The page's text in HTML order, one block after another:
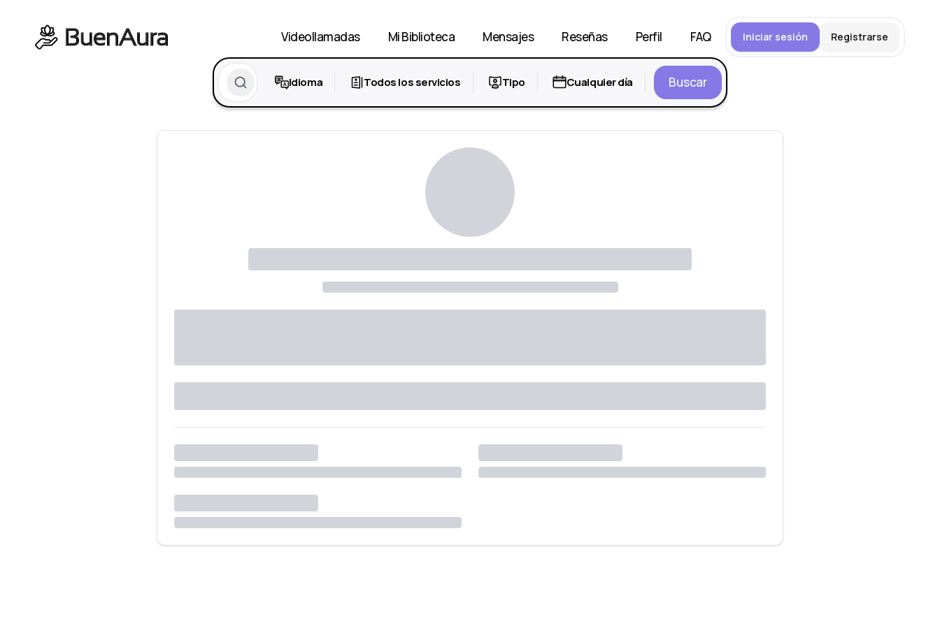
Videollamadas Mi Biblioteca Mensajes Reseñas Perfil FAQ Iniciar sesión Registrarse
Idioma Todos los servicios Tipo Cualquier día Buscar